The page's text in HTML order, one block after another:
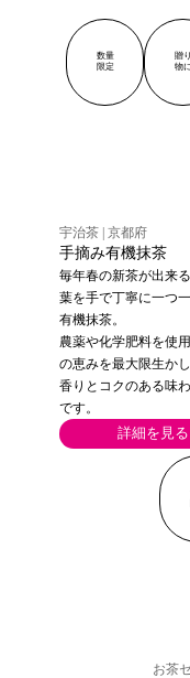
手摘み有機抹茶
宇治茶 | 京都府
毎年春の新茶が出来
葉を手で丁寧に一つ
有機抹茶。
農薬や化学肥料を使
の恵みを最大限生か
香りとコクのある味
です。
詳細を見る
数量
限定
贈り
物に
お茶